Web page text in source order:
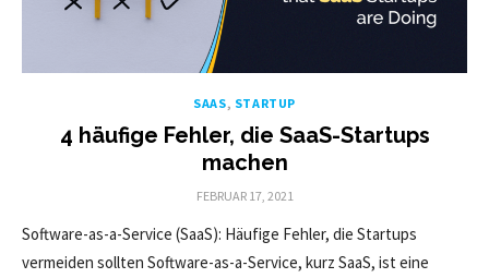
SAAS, STARTUP
4 häufige Fehler, die SaaS-Startups
machen
POSTED
FEBRUAR 17, 2021
Software-as-a-Service (SaaS): Häufige Fehler, die Startups
vermeiden sollten Software-as-a-Service, kurz SaaS, ist eine